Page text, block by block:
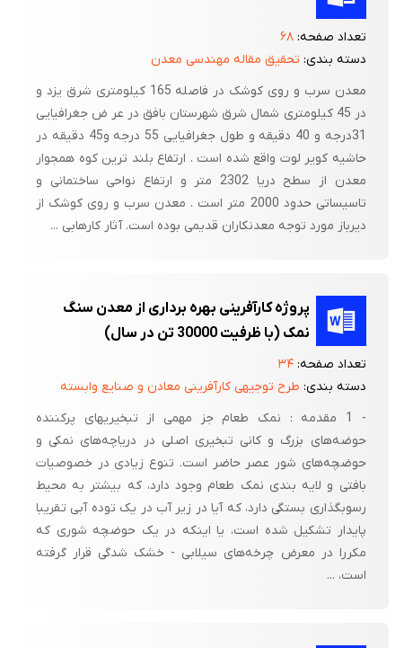
تعداد صفحه:۶۸
دسته بندی: تحقیق مقاله مهندسی معدن
معدن سرب و روی کوشک در فاصله 165 کیلومتری شرق یزد و
در 45 کیلومتری شمال شرق شهرستان بافق در عر ض جغرافیایی
31درجه و 40 دقیقه و طول جغرافیایی 55 درجه و45 دقیقه در
حاشیه کویر لوت واقع شده است . ارتفاع بلند ترین کوه همجوار
معدن از سطح دریا 2302 متر و ارتفاع نواحی ساختمانی و
تاسیساتی حدود 2000 متر است . معدن سرب و روی کوشک از
دیرباز مورد توجه معدنکاران قدیمی بوده است. آثار کارهابی ...
پروژه کارآفرینی بهره برداری از معدن سنگ
نمک (با ظرفیت 30000 تن در سال)
تعداد صفحه:۳۴
دسته بندی: طرح توجیهی کارآفرینی معادن و صنایع وابسته
- 1 مقدمه : نمک طعام جز مهمی از تبخیریهای پرکننده
حوضه‌های بزرگ و کانی تبخیری اصلی در دریاچه‌های نمکی و
حوضچه‌های شور عصر حاضر است. تنوع زیادی در خصوصیات
بافتی و لایه بندی نمک طعام وجود دارد، که بیشتر به محیط
رسوبگذاری بستگی دارد، که آیا در زیر آب در یک توده آبی تقریبا
پایدار تشکیل شده است، یا اینکه در یک حوضچه شوری که
مکررا در معرض چرخه‌های سیلابی - خشک شدگی قرار گرفته
است، ...